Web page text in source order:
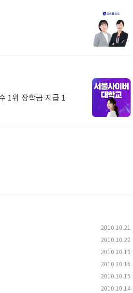
1위 장학금 지급 1
2010.10.21
2010.10.20
2010.10.19
2010.10.16
2010.10.15
2010.10.14